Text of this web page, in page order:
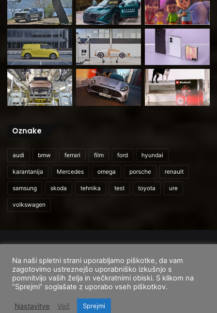
Oznake
audi bmw ferrari film ford hyundai
karantanija Mercedes omega porsche renault
samsung skoda tehnika test toyota ure
volkswagen
Domov
O nas Cenik storitev Pogoji uporabe
FacebookInstagram
TikTok
Na naši spletni strani uporabljamo piškotke, da vam
zagotovimo ustreznejšo uporabniško izkušnjo s
pomnitvijo vaših želja in večkratnimi obiski. S klikom na
“Sprejmi” soglašate z uporabo vseh piškotkov.
Nastavitve Več Sprejmi